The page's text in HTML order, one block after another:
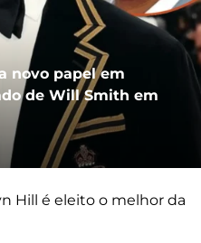
novo papel em
de Will Smith em